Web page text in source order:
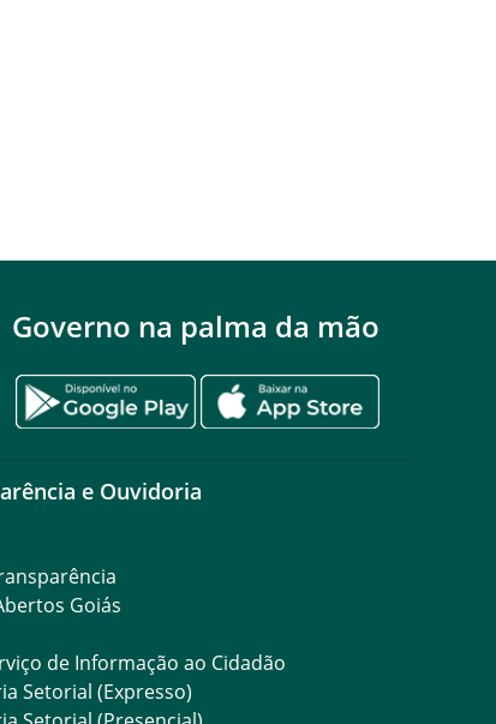
Governo na palma da mão
e Ouvidoria
Goiás
de Informação ao Cidadão
Setorial (Expresso)